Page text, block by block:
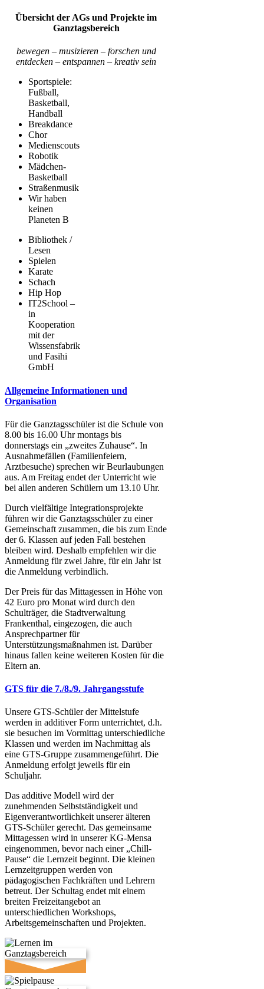
Übersicht der AGs und Projekte im
Ganztagsbereich
bewegen – musizieren – forschen und
entdecken – entspannen – kreativ sein
Sportspiele:
Fußball,
Basketball,
Handball
Breakdance
Chor
Medienscouts
Robotik
Mädchen-
Basketball
Straßenmusik
Wir haben
keinen
Planeten B
Bibliothek /
Lesen
Spielen
Karate
Schach
Hip Hop
IT2School –
in
Kooperation
mit der
Wissensfabrik
und Fasihi
GmbH
Allgemeine Informationen und
Organisation
Für die Ganztagsschüler ist die Schule von
8.00 bis 16.00 Uhr montags bis
donnerstags ein „zweites Zuhause“. In
Ausnahmefällen (Familienfeiern,
Arztbesuche) sprechen wir Beurlaubungen
aus. Am Freitag endet der Unterricht wie
bei allen anderen Schülern um 13.10 Uhr.
Durch vielfältige Integrationsprojekte
führen wir die Ganztagsschüler zu einer
Gemeinschaft zusammen, die bis zum Ende
der 6. Klassen auf jeden Fall bestehen
bleiben wird. Deshalb empfehlen wir die
Anmeldung für zwei Jahre, für ein Jahr ist
die Anmeldung verbindlich.
Der Preis für das Mittagessen in Höhe von
42 Euro pro Monat wird durch den
Schulträger, die Stadtverwaltung
Frankenthal, eingezogen, die auch
Ansprechpartner für
Unterstützungsmaßnahmen ist. Darüber
hinaus fallen keine weiteren Kosten für die
Eltern an.
GTS für die 7./8./9. Jahrgangsstufe
Unsere GTS-Schüler der Mittelstufe
werden in additiver Form unterrichtet, d.h.
sie besuchen im Vormittag unterschiedliche
Klassen und werden im Nachmittag als
eine GTS-Gruppe zusammengeführt. Die
Anmeldung erfolgt jeweils für ein
Schuljahr.
Das additive Modell wird der
zunehmenden Selbstständigkeit und
Eigenverantwortlichkeit unserer älteren
GTS-Schüler gerecht. Das gemeinsame
Mittagessen wird in unserer KG-Mensa
eingenommen, bevor nach einer „Chill-
Pause“ die Lernzeit beginnt. Die kleinen
Lernzeitgruppen werden von
pädagogischen Fachkräften und Lehrern
betreut. Der Schultag endet mit einem
breiten Freizeitangebot an
unterschiedlichen Workshops,
Arbeitsgemeinschaften und Projekten.